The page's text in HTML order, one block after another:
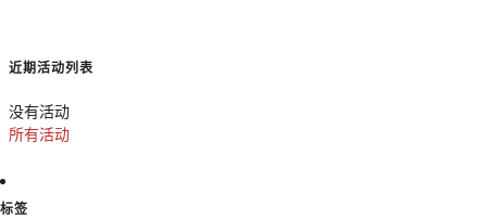
近期活动列表
没有活动
所有活动
标签